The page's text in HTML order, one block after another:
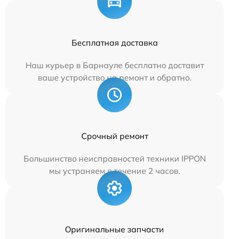
Бесплатная доставка
Наш курьер в Барнауле бесплатно доставит
ваше устройство на ремонт и обратно.
Срочный ремонт
Большинство неисправностей техники IPPON
мы устраняем в течение 2 часов.
Оригинальные запчасти